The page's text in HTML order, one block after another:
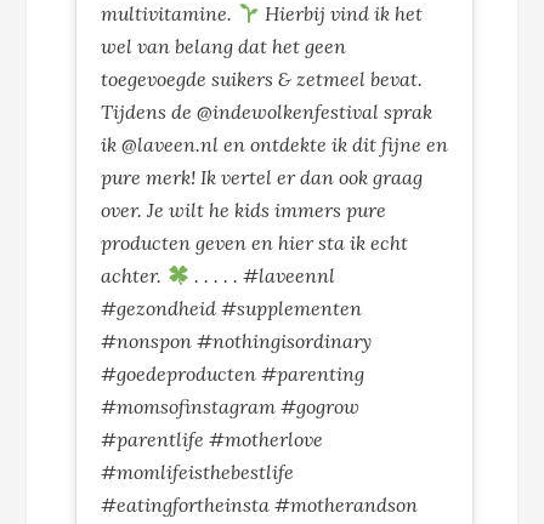
multivitamine.
Hierbij vind ik het
wel van belang dat het geen
toegevoegde suikers & zetmeel bevat.
Tijdens de @indewolkenfestival sprak
ik @laveen.nl en ontdekte ik dit fijne en
pure merk! Ik vertel er dan ook graag
over. Je wilt he kids immers pure
producten geven en hier sta ik echt
achter.
. . . . . #laveennl
#gezondheid #supplementen
#nonspon #nothingisordinary
#goedeproducten #parenting
#momsofinstagram #gogrow
#parentlife #motherlove
#momlifeisthebestlife
#eatingfortheinsta #motherandson